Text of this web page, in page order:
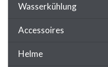
Wasserkühlung
Accessoires
Helme